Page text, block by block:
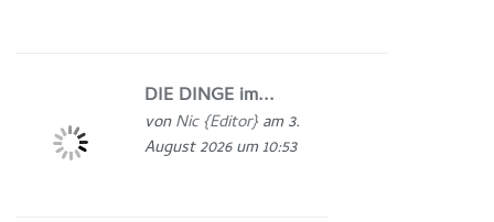
DIE DINGE im...
vonNic {Editor} am 3.
August 2026 um 10:53